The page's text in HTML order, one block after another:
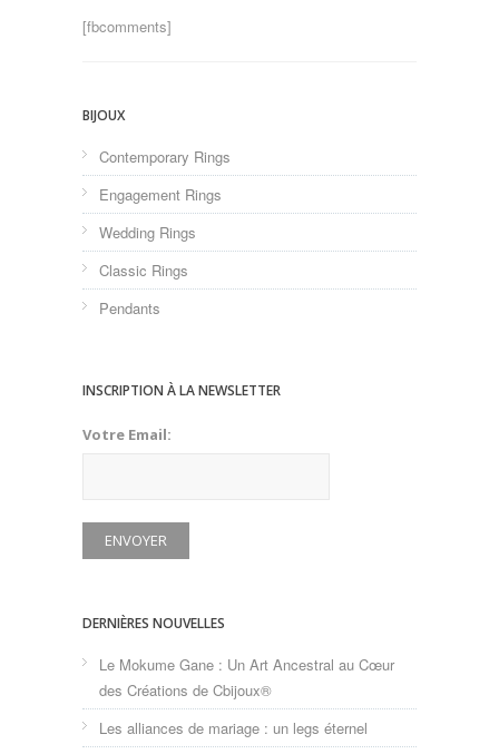
[fbcomments]
BIJOUX
Contemporary Rings
Engagement Rings
Wedding Rings
Classic Rings
Pendants
INSCRIPTION À LA NEWSLETTER
Votre Email:
DERNIÈRES NOUVELLES
Le Mokume Gane : Un Art Ancestral au Cœur
des Créations de Cbijoux®
Les alliances de mariage : un legs éternel